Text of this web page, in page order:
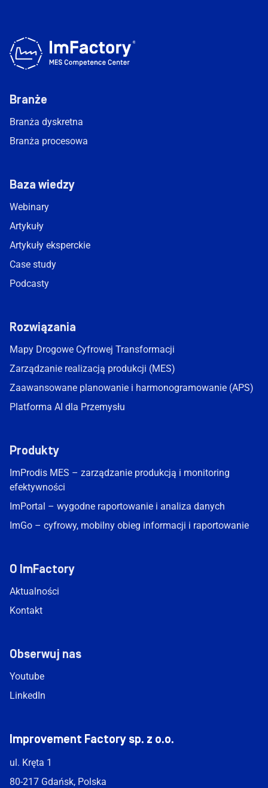
Branże
Branża dyskretna
Branża procesowa
Baza wiedzy
Webinary
Artykuły
Artykuły eksperckie
Case study
Podcasty
Rozwiązania
Mapy Drogowe Cyfrowej Transformacji
Zarządzanie realizacją produkcji (MES)
Zaawansowane planowanie i harmonogramowanie (APS)
Platforma AI dla Przemysłu
Produkty
ImProdis MES – zarządzanie produkcją i monitoring
efektywności
ImPortal – wygodne raportowanie i analiza danych
ImGo – cyfrowy, mobilny obieg informacji i raportowanie
O ImFactory
Aktualności
Kontakt
Obserwuj nas
Youtube
LinkedIn
Improvement Factory sp. z o.o.
ul. Kręta 1
80-217 Gdańsk, Polska